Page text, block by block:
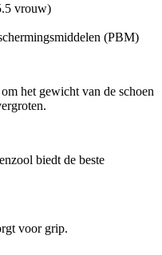
vrouw)
(PBM)
het gewicht van de schoen
biedt de beste
voor grip.